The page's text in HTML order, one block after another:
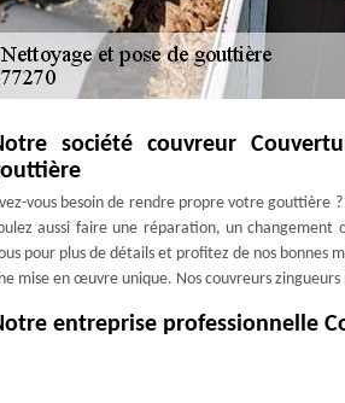
société couvreur
vous besoin de rendre propre votre gouttière
aussi faire une réparation, un changement
pour plus de détails et profitez de nos bonnes
mise en œuvre unique. Nos couvreurs zingueurs
entreprise professionnelle